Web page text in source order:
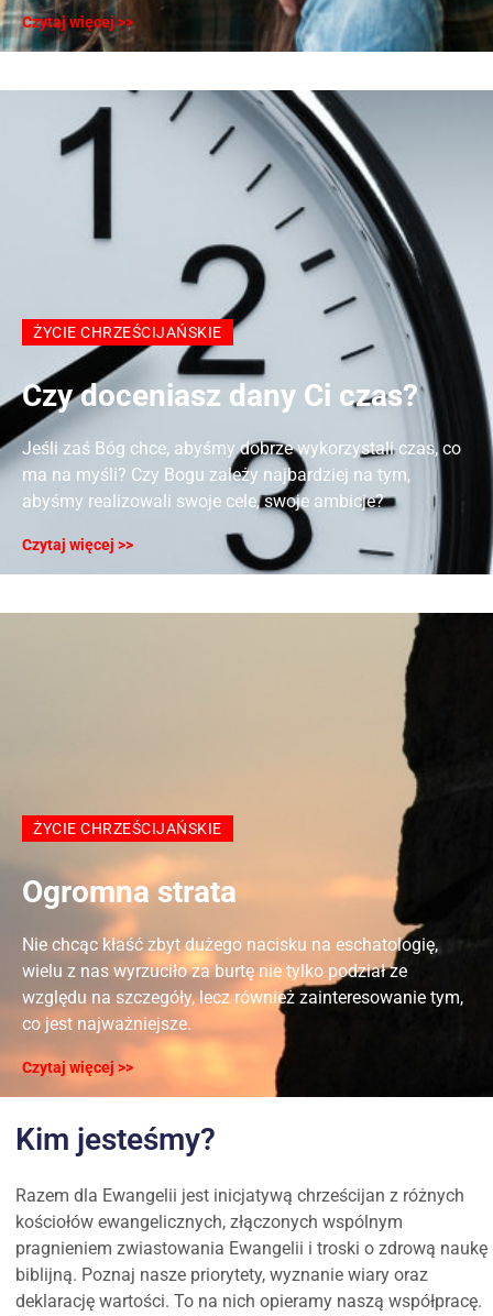
Czytaj więcej >>
ŻYCIE CHRZEŚCIJAŃSKIE
Czy doceniasz dany Ci czas?
Jeśli zaś Bóg chce, abyśmy dobrze wykorzystali czas, co
ma na myśli? Czy Bogu zależy najbardziej na tym,
abyśmy realizowali swoje cele, swoje ambicje?
Czytaj więcej >>
ŻYCIE CHRZEŚCIJAŃSKIE
Ogromna strata
Nie chcąc kłaść zbyt dużego nacisku na eschatologię,
wielu z nas wyrzuciło za burtę nie tylko podział ze
względu na szczegóły, lecz również zainteresowanie tym,
co jest najważniejsze.
Czytaj więcej >>
Kim jesteśmy?
Razem dla Ewangelii jest inicjatywą chrześcijan z różnych
kościołów ewangelicznych, złączonych wspólnym
pragnieniem zwiastowania Ewangelii i troski o zdrową naukę
biblijną. Poznaj nasze priorytety, wyznanie wiary oraz
deklarację wartości. To na nich opieramy naszą współpracę.